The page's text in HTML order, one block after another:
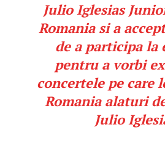
Julio Iglesias
Romania si a
de a participa la
pentru a vorbi
concertele pe care
Romania alaturi
Julio